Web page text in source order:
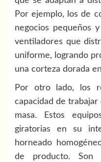
Por ejemplo, los de
negocios pequeños
ventiladores que
uniforme, logrando
una corteza dorada
Por otro lado, los
capacidad de
masa. Estos
giratorias en su
horneado
de producto. Son